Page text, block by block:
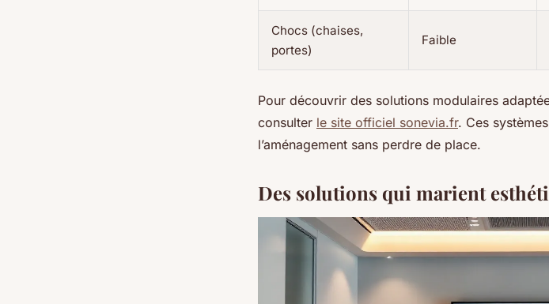
Chocs (chaises,
portes)
Faible
Pour découvrir des solutions modulaires
consulter le site officiel sonevia.fr. Ces
l’aménagement sans perdre de place.
Des solutions qui marient